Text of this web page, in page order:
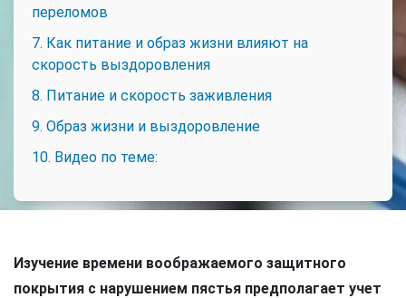
переломов
7. Как питание и образ жизни влияют на
скорость выздоровления
8. Питание и скорость заживления
9. Образ жизни и выздоровление
10. Видео по теме:
Изучение времени воображаемого защитного
покрытия с нарушением пястья предполагает учет